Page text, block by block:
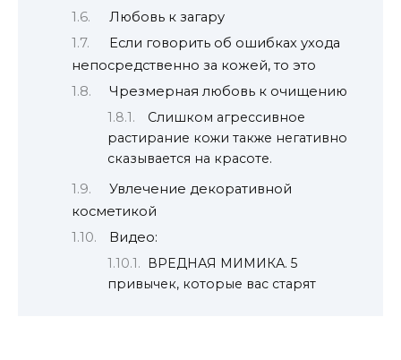
Любовь к загару
Если говорить об ошибках ухода
непосредственно за кожей, то это
Чрезмерная любовь к очищению
Слишком агрессивное
растирание кожи также негативно
сказывается на красоте.
Увлечение декоративной
косметикой
Видео:
ВРЕДНАЯ МИМИКА. 5
привычек, которые вас старят